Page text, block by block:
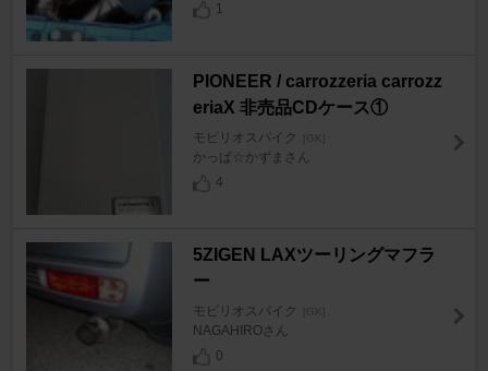
1
PIONEER / carrozzeria carrozz
eriaX 非売品CDケース①
モビリオスパイク [GK]
かっぱ☆かずまさん
4
5ZIGEN LAXツーリングマフラ
ー
モビリオスパイク [GK]
NAGAHIROさん
0